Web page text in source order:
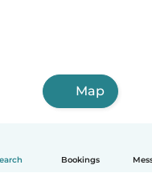
Bookings
Map